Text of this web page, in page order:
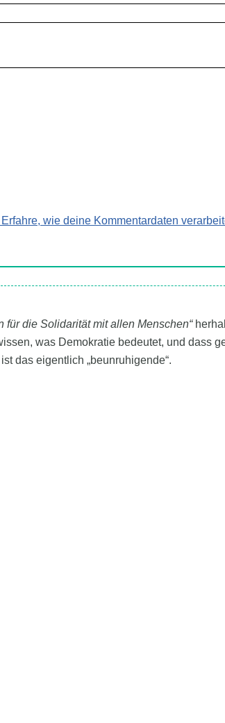
Erfahre, wie deine Kommentardaten
die Solidarität mit allen Menschen“
was Demokratie bedeutet, und dass
das eigentlich „beunruhigende“.